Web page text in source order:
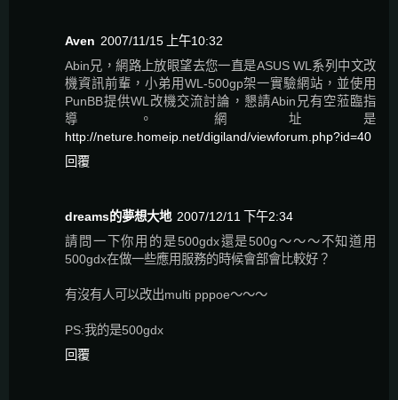
Aven 2007/11/15 上午10:32
Abin兄，網路上放眼望去您一直是ASUS WL系列中文改
機資訊前輩，小弟用WL-500gp架一實驗網站，並使用
PunBB提供WL改機交流討論，懇請Abin兄有空蒞臨指
導。網址是
http://neture.homeip.net/digiland/viewforum.php?id=40
回覆
dreams的夢想大地 2007/12/11 下午2:34
請問一下你用的是500gdx還是500g～～～不知道用
500gdx在做一些應用服務的時候會部會比較好？
有沒有人可以改出multi pppoe～～～
PS:我的是500gdx
回覆